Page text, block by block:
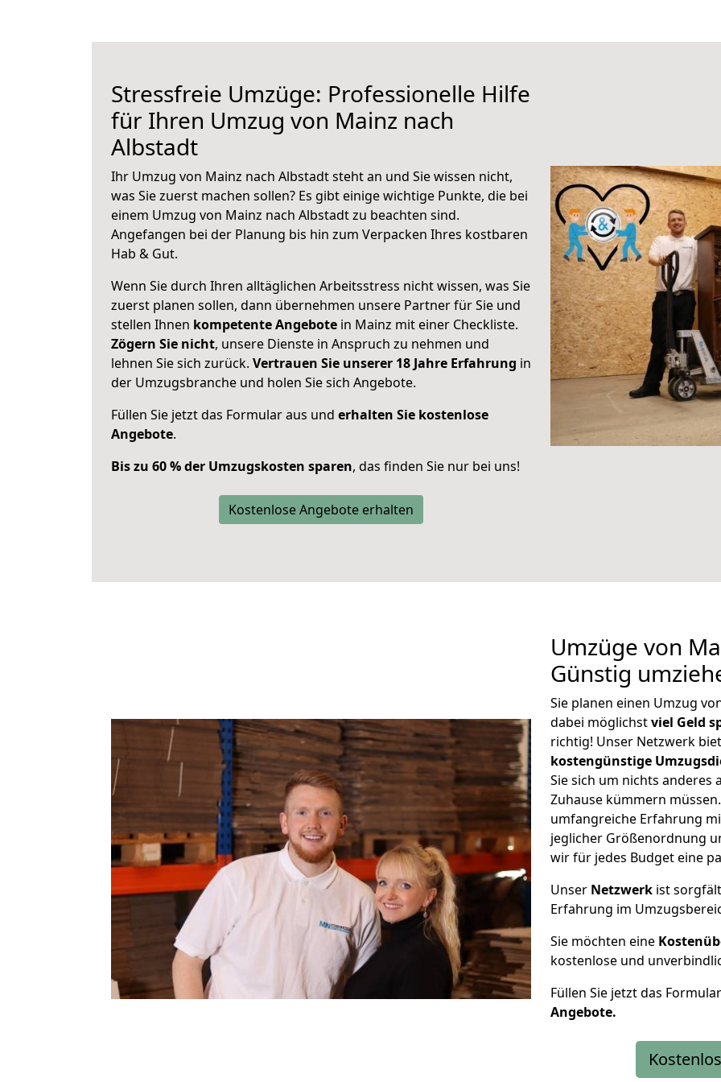
Stressfreie Umzüge: Professionelle Hilfe
für Ihren Umzug von Mainz nach
Albstadt
Ihr Umzug von Mainz nach Albstadt steht an und Sie wissen nicht,
was Sie zuerst machen sollen? Es gibt einige wichtige Punkte, die bei
einem Umzug von Mainz nach Albstadt zu beachten sind.
Angefangen bei der Planung bis hin zum Verpacken Ihres kostbaren
Hab & Gut.
Wenn Sie durch Ihren alltäglichen Arbeitsstress nicht wissen, was Sie
zuerst planen sollen, dann übernehmen unsere Partner für Sie und
stellen Ihnen kompetente Angebote in Mainz mit einer Checkliste.
Zögern Sie nicht, unsere Dienste in Anspruch zu nehmen und
lehnen Sie sich zurück. Vertrauen Sie unserer 18 Jahre Erfahrung in
der Umzugsbranche und holen Sie sich Angebote.
Füllen Sie jetzt das Formular aus und erhalten Sie kostenlose
Angebote.
Bis zu 60 % der Umzugskosten sparen, das finden Sie nur bei uns!
Kostenlose Angebote erhalten
Umzüge von
Günstig
Sie planen einen Umzug
dabei möglichstviel Geld
richtig! Unser Netzwerk
kostengünstige
Sie sich um nichts anderes
Zuhause kümmern
umfangreiche Erfahrung
jeglicher Größenordnung
wir für jedes Budget eine
Unser Netzwerk ist
Erfahrung im
Sie möchten eine
kostenlose und
Füllen Sie jetzt das
Angebote.